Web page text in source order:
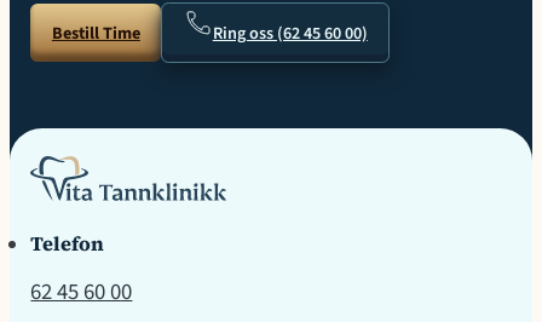
Bestill Time Ring oss (62 45 60 00)
Telefon
62 45 60 00